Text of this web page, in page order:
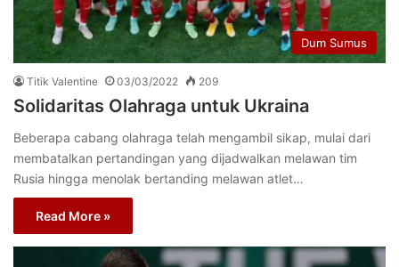
Dum Sumus
Titik Valentine 03/03/2022 209
Solidaritas Olahraga untuk Ukraina
Beberapa cabang olahraga telah mengambil sikap, mulai dari
membatalkan pertandingan yang dijadwalkan melawan tim
Rusia hingga menolak bertanding melawan atlet…
Read More »